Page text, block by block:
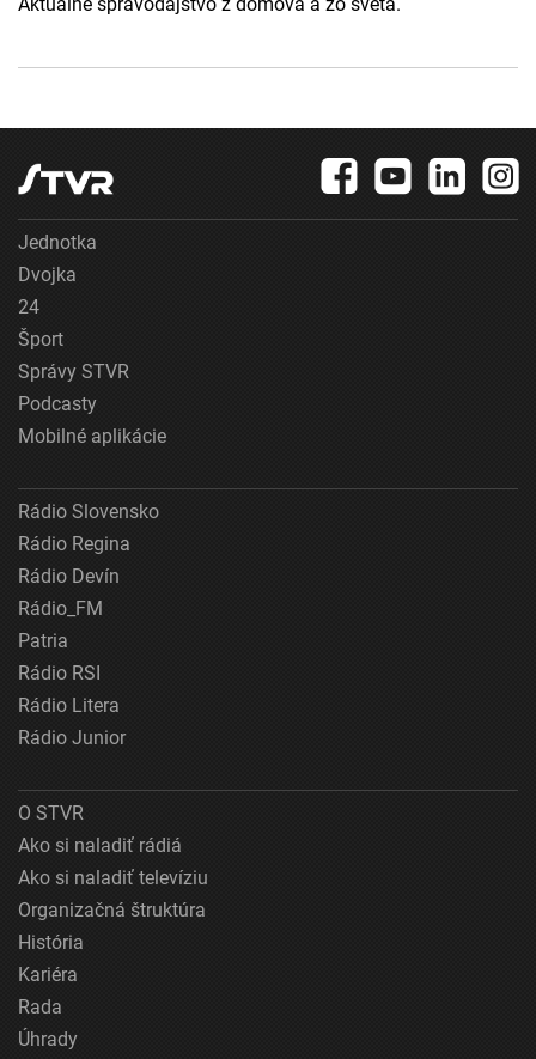
Jednotka
Dvojka
24
Šport
Správy STVR
Podcasty
Mobilné aplikácie
Rádio Slovensko
Rádio Regina
Rádio Devín
Rádio_FM
Patria
Rádio RSI
Rádio Litera
Rádio Junior
O STVR
Ako si naladiť rádiá
Ako si naladiť televíziu
Organizačná štruktúra
História
Kariéra
Rada
Úhrady